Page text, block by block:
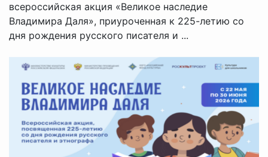
всероссийская акция «Великое наследие
Владимира Даля», приуроченная к 225-летию со
дня рождения русского писателя и ...